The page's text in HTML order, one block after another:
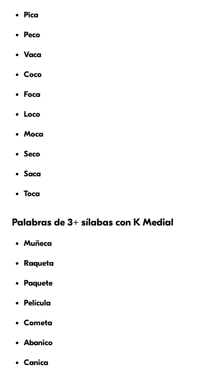
Pica
Peco
Vaca
Coco
Foca
Loco
Moca
Seco
Saca
Toca
Palabras de 3+ sílabas con K Medial
Muñeca
Raqueta
Paquete
Película
Cometa
Abanico
Canica